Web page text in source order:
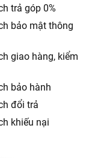
trả góp 0%
bảo mật thông
giao hàng, kiểm
bảo hành
đổi trả
khiếu nại